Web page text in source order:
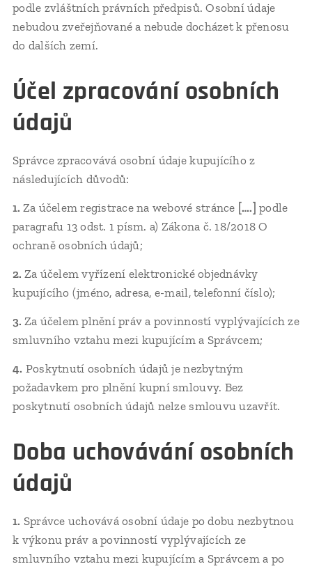
podle zvláštních právních předpisů. Osobní údaje
nebudou zveřejňované a nebude docházet k přenosu
do dalších zemí.
Účel zpracování osobních
údajů
Správce zpracovává osobní údaje kupujícího z
následujících důvodů:
1. Za účelem registrace na webové stránce [….] podle
paragrafu 13 odst. 1 písm. a) Zákona č. 18/2018 O
ochraně osobních údajů;
2. Za účelem vyřízení elektronické objednávky
kupujícího (jméno, adresa, e-mail, telefonní číslo);
3. Za účelem plnění práv a povinností vyplývajících ze
smluvního vztahu mezi kupujícím a Správcem;
4. Poskytnutí osobních údajů je nezbytným
požadavkem pro plnění kupní smlouvy. Bez
poskytnutí osobních údajů nelze smlouvu uzavřít.
Doba uchovávání osobních
údajů
1. Správce uchovává osobní údaje po dobu nezbytnou
k výkonu práv a povinností vyplývajících ze
smluvního vztahu mezi kupujícím a Správcem a po